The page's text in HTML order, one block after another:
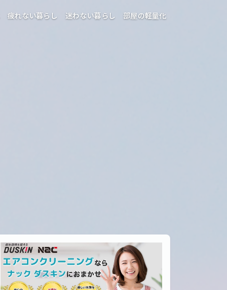
疲れない暮らし 迷わない暮らし 部屋の軽量化